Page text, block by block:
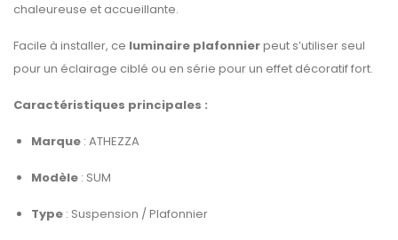
chaleureuse et accueillante.
Facile à installer, ce luminaire plafonnierpeut s’utiliser seul
pour un éclairage ciblé ou en série pour un effet décoratif fort.
Caractéristiques principales :
Marque : ATHEZZA
Modèle : SUM
Type : Suspension / Plafonnier